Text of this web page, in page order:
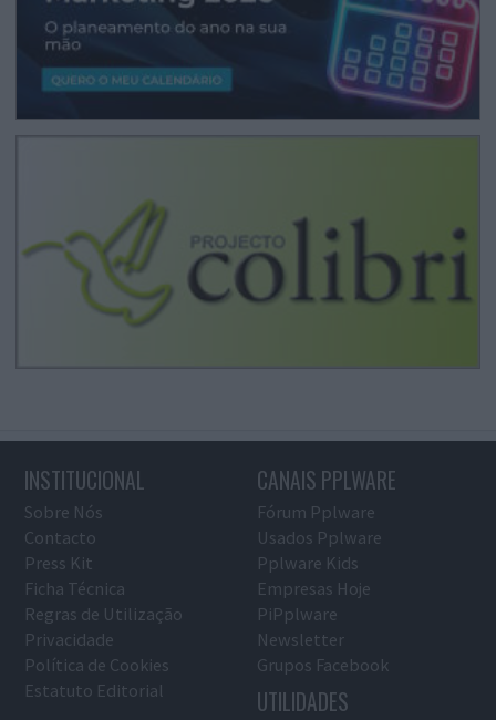
INSTITUCIONAL
Sobre Nós
Contacto
Press Kit
Ficha Técnica
Regras de Utilização
Privacidade
Política de Cookies
Estatuto Editorial
CANAIS PPLWARE
Fórum Pplware
Usados Pplware
Pplware Kids
Empresas Hoje
PiPplware
Newsletter
Grupos Facebook
UTILIDADES